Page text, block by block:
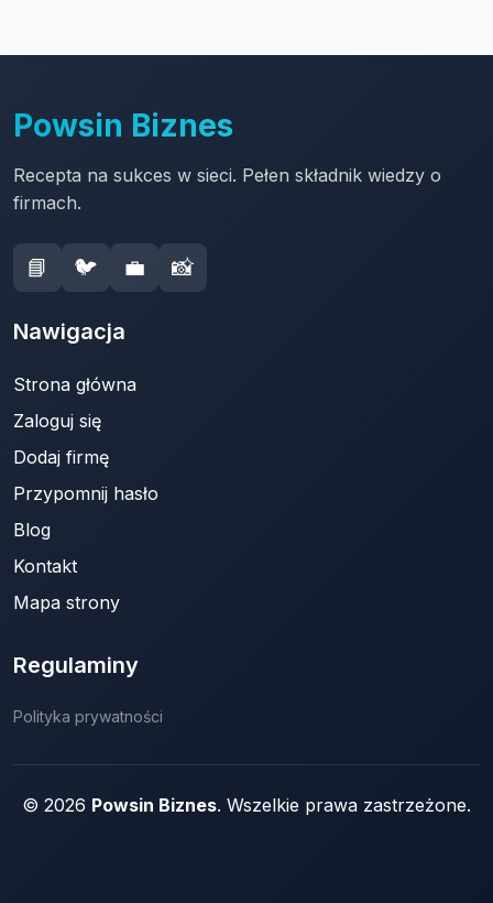
Powsin Biznes
Recepta na sukces w sieci. Pełen składnik wiedzy o
firmach.
📘 🐦 💼 📸
Nawigacja
Strona główna
Zaloguj się
Dodaj firmę
Przypomnij hasło
Blog
Kontakt
Mapa strony
Regulaminy
Polityka prywatności
© 2026 Powsin Biznes. Wszelkie prawa zastrzeżone.